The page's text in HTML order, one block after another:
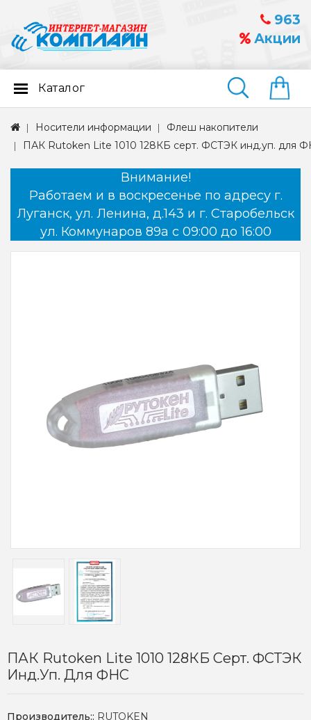
963
Акции
Найти
Каталог
Носители информации
Флеш накопители
ПАК Rutoken Lite 1010 128КБ серт. ФСТЭК инд.уп. для
Внимание!
Работаем и в воскресенье по адресу г.
Луганск, ул. Ленина, д.143 и г. Старобельск
ул. Коммунаров 89а с 09:00 до 16:00
ПАК Rutoken Lite 1010 128КБ Серт. ФСТЭК
Инд.уп. Для ФНС
Производитель:: RUTOKEN